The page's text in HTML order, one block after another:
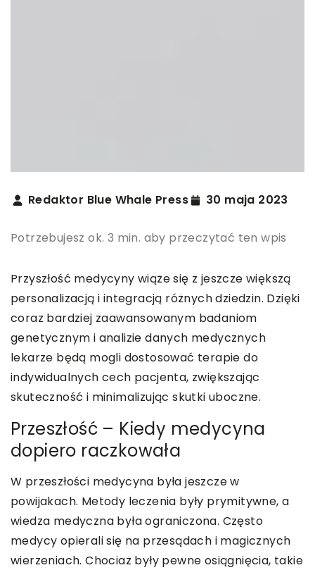
Redaktor Blue Whale Press 30 maja 2023
Potrzebujesz ok. 3 min. aby przeczytać ten wpis
Przyszłość medycyny wiąże się z jeszcze większą
personalizacją i integracją różnych dziedzin. Dzięki
coraz bardziej zaawansowanym badaniom
genetycznym i analizie danych medycznych
lekarze będą mogli dostosować terapie do
indywidualnych cech pacjenta, zwiększając
skuteczność i minimalizując skutki uboczne.
Przeszłość – Kiedy medycyna
dopiero raczkowała
W przeszłości medycyna była jeszcze w
powijakach. Metody leczenia były prymitywne, a
wiedza medyczna była ograniczona. Często
medycy opierali się na przesądach i magicznych
wierzeniach. Chociaż były pewne osiągnięcia, takie